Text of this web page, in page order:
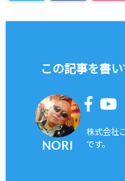
この記事を書
NORI
株式会社
です。